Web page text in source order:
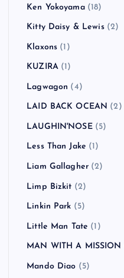
Ken Yokoyama(18)
Kitty Daisy & Lewis(2)
Klaxons (1)
KUZIRA(1)
Lagwagon (4)
LAID BACK OCEAN (2)
LAUGHIN'NOSE(5)
Less Than Jake (1)
Liam Gallagher (2)
Limp Bizkit (2)
Linkin Park (5)
Little Man Tate (1)
MAN WITH A MISSION
Mando Diao (5)